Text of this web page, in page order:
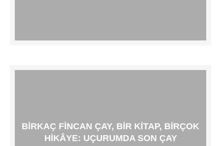
BIRKAÇ FINCAN ÇAY, BIR KITAP, BIRÇOK
HIKÂYE: UÇURUMDA SON ÇAY